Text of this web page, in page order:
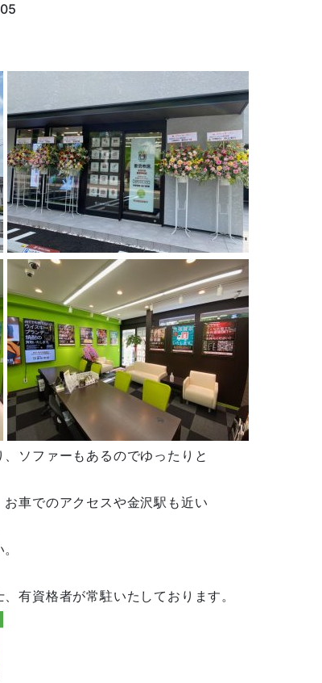
ソファーもあるのでゆったりと
車でのアクセスや金沢駅も近い
有資格者が常駐いたしております。